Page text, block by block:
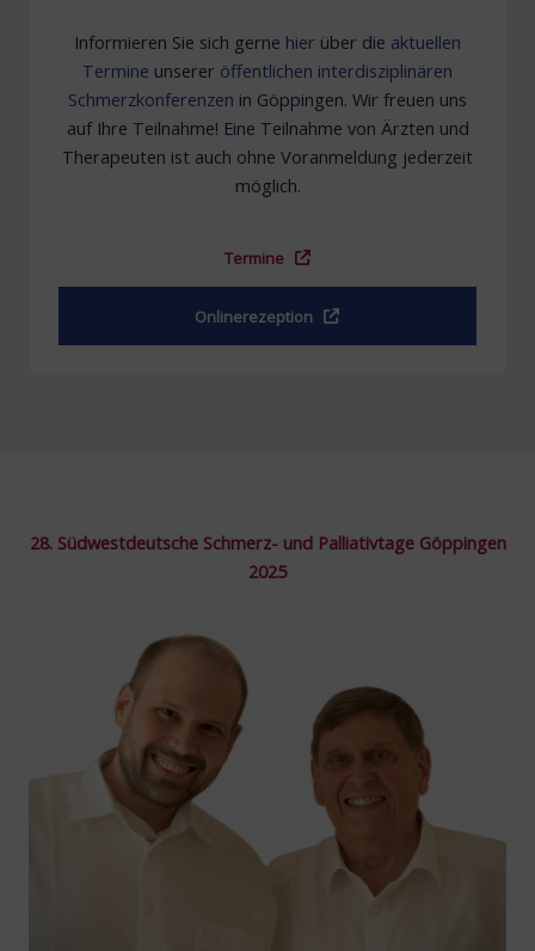
Informieren Sie sich gerne hier über die aktuellen
Termine unserer öffentlichen interdisziplinären
Schmerzkonferenzen in Göppingen. Wir freuen uns
auf Ihre Teilnahme! Eine Teilnahme von Ärzten und
Therapeuten ist auch ohne Voranmeldung jederzeit
möglich.
Termine
Onlinerezeption
28. Südwestdeutsche Schmerz- und Palliativtage Göppingen
2025